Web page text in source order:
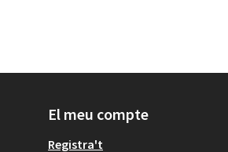
El meu compte
Registra't